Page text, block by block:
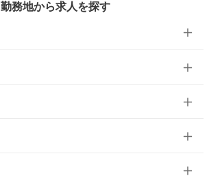
勤務地から求人を探す